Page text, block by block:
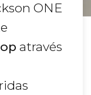
ONE
através